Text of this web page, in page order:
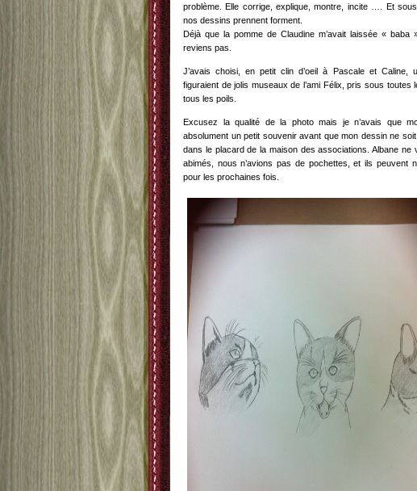
problème. Elle corrige, explique, montre, incite …. Et
nos dessins prennent forment.
Déjà que la pomme de Claudine m’avait laissée « baba
reviens pas.
J’avais choisi, en petit clin d’oeil à Pascale et Caline,
figuraient de jolis museaux de l’ami Félix, pris sous toutes
tous les poils.
Excusez la qualité de la photo mais je n’avais que
absolument un petit souvenir avant que mon dessin ne
dans le placard de la maison des associations. Albane ne
abimés, nous n’avions pas de pochettes, et ils peuvent
pour les prochaines fois.